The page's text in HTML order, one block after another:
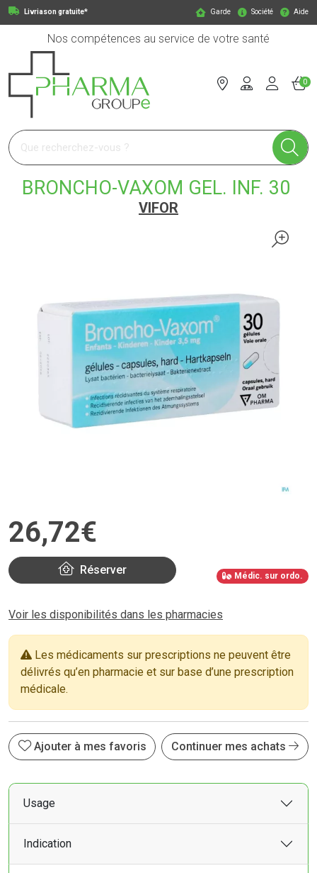
Livriason gratuite* Garde Société Aide
Nos compétences au service de votre santé
Pharmagroupe Votre pharmacie en ligne à votre service
0
BRONCHO-VAXOM GEL. INF. 30
VIFOR
26,72€
Réserver Médic. sur ordo.
Voir les disponibilités dans les pharmacies
Les médicaments sur prescriptions ne peuvent être
délivrés qu’en pharmacie et sur base d’une prescription
médicale.
Ajouter à mes favoris Continuer mes achats
Usage
Indication